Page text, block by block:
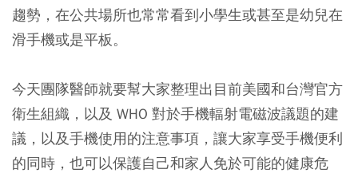
趨勢，在公共場所也常常看到小學生或甚至是幼兒在
滑手機或是平板。
今天團隊醫師就要幫大家整理出目前美國和台灣官方
衛生組織，以及 WHO 對於手機輻射電磁波議題的建
議，以及手機使用的注意事項，讓大家享受手機便利
的同時，也可以保護自己和家人免於可能的健康危